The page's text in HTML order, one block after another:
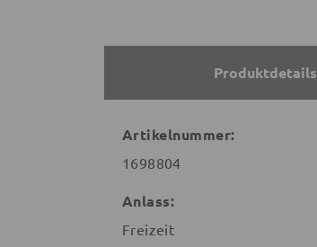
Produktdetails
Artikelnummer:
1698804
Anlass:
Freizeit